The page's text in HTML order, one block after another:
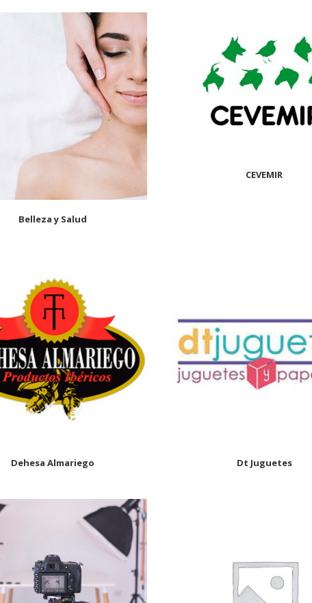
Belleza y Salud
CEVEMIR
Dehesa Almariego Dt Juguetes